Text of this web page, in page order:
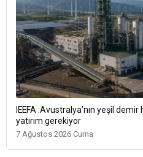
IEEFA :Avustralya’nın yeşil
yatırım gerekiyor
7 Ağustos 2026 Cuma